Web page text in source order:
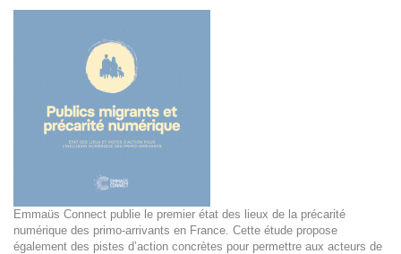
Emmaüs Connect publie le premier état des lieux de la précarité
numérique des primo-arrivants en France. Cette étude propose
également des pistes d’action concrètes pour permettre aux acteurs de